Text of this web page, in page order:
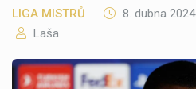
LIGA MISTRŮ 8. dubna 2024
Laša